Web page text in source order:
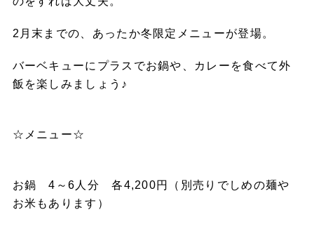
2月末までの、あったか冬限定メニューが登場。
バーベキューにプラスでお鍋や、カレーを食べて外
飯を楽しみましょう♪
☆メニュー☆
お鍋 4～6人分 各4,200円（別売りでしめの麺や
お米もあります）